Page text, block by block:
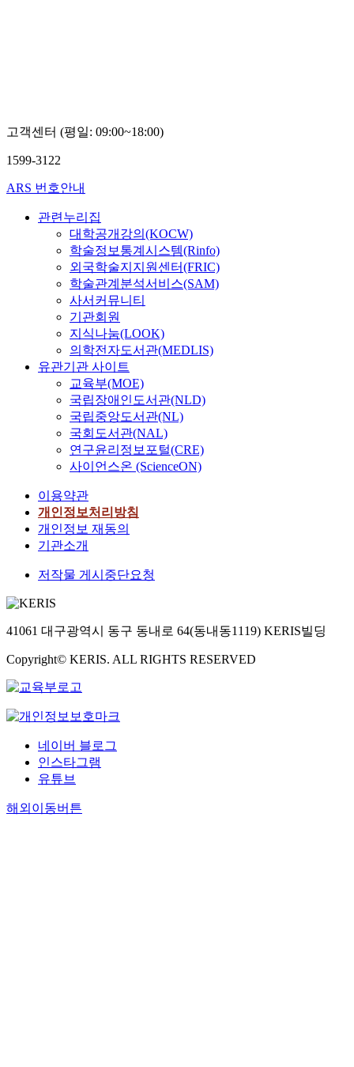
고객센터 (평일: 09:00~18:00)
1599-3122
ARS 번호안내
관련누리집
대학공개강의(KOCW)
학술정보통계시스템(Rinfo)
외국학술지지원센터(FRIC)
학술관계분석서비스(SAM)
사서커뮤니티
기관회원
지식나눔(LOOK)
의학전자도서관(MEDLIS)
유관기관 사이트
교육부(MOE)
국립장애인도서관(NLD)
국립중앙도서관(NL)
국회도서관(NAL)
연구윤리정보포털(CRE)
사이언스온 (ScienceON)
이용약관
개인정보처리방침
개인정보 재동의
기관소개
저작물 게시중단요청
41061 대구광역시 동구 동내로 64(동내동1119) KERIS빌딩
Copyright© KERIS. ALL RIGHTS RESERVED
네이버 블로그
인스타그램
유튜브
해외이동버튼